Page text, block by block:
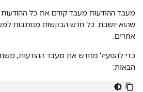
מעבד ההודעות מעבד קודם את כל ההודעות
שהוא יושבת. כל חדש הבקשות מנותבות
אחרים.
כדי להפעיל מחדש את מעבד ההודעות,
הבאות: